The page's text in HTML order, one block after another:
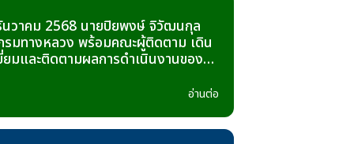
วาคม 2568 นายปิยพงษ์ จิวัฒนกุล
รมทางหลวง พร้อมคณะผู้ติดตาม เดิน
ยมและติดตามผลการดำเนินงานของ
รต่าง ๆ ในสังกัด เพื่อตรวจสอบความ
ก่ประชาชนในช่วงเทศกาลปีใหม่
อ่านต่อ